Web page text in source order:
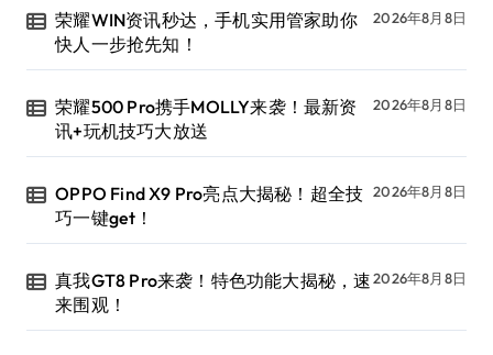
荣耀WIN资讯秒达，手机实用管家助你
快人一步抢先知！
2026年8月8日
荣耀500 Pro携手MOLLY来袭！最新资
讯+玩机技巧大放送
2026年8月8日
OPPO Find X9 Pro亮点大揭秘！超全技
巧一键get！
2026年8月8日
真我GT8 Pro来袭！特色功能大揭秘，速
来围观！
2026年8月8日